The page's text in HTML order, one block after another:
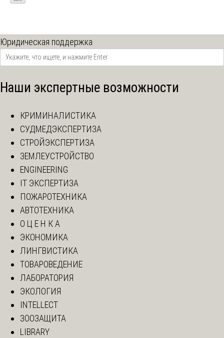
Юридическая поддержка
Наши экспертные возможности
КРИМИНАЛИСТИКА
СУДМЕДЭКСПЕРТИЗА
СТРОЙЭКСПЕРТИЗА
ЗЕМЛЕУСТРОЙСТВО
ENGINEERING
IT ЭКСПЕРТИЗА
ПОЖАРОТЕХНИКА
АВТОТЕХНИКА
О Ц Е Н К А
ЭКОНОМИКА
ЛИНГВИСТИКА
ТОВАРОВЕДЕНИЕ
ЛАБОРАТОРИЯ
ЭКОЛОГИЯ
INTELLECT
ЗООЗАЩИТА
LIBRARY